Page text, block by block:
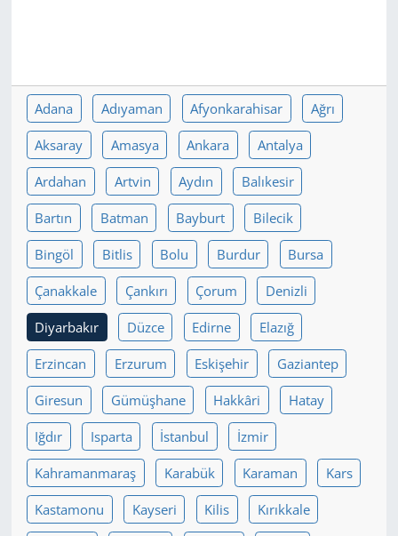
Adana Adıyaman Afyonkarahisar Ağrı
Aksaray Amasya Ankara Antalya
Ardahan Artvin Aydın Balıkesir
Bartın Batman Bayburt Bilecik
Bingöl Bitlis Bolu Burdur Bursa
Çanakkale Çankırı Çorum Denizli
Diyarbakır Düzce Edirne Elazığ
Erzincan Erzurum Eskişehir Gaziantep
Giresun Gümüşhane Hakkâri Hatay
Iğdır Isparta İstanbul İzmir
Kahramanmaraş Karabük Karaman Kars
Kastamonu Kayseri Kilis Kırıkkale
SİYASET
SPOR
Yerel